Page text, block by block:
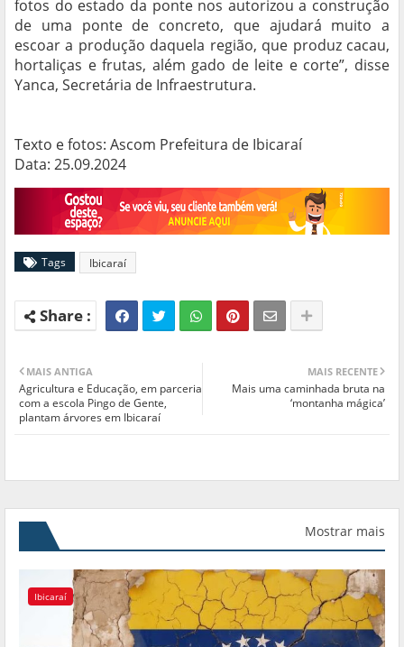
fotos do estado da ponte nos autorizou a construção
de uma ponte de concreto, que ajudará muito a
escoar a produção daquela região, que produz cacau,
hortaliças e frutas, além gado de leite e corte”, disse
Yanca, Secretária de Infraestrutura.
Texto e fotos: Ascom Prefeitura de Ibicaraí
Data: 25.09.2024
Tags Ibicaraí
MAIS RECENTE
Mais uma caminhada bruta na
‘montanha mágica’
MAIS ANTIGA
Agricultura e Educação, em parceria
com a escola Pingo de Gente,
plantam árvores em Ibicaraí
Mostrar mais
Ibicaraí